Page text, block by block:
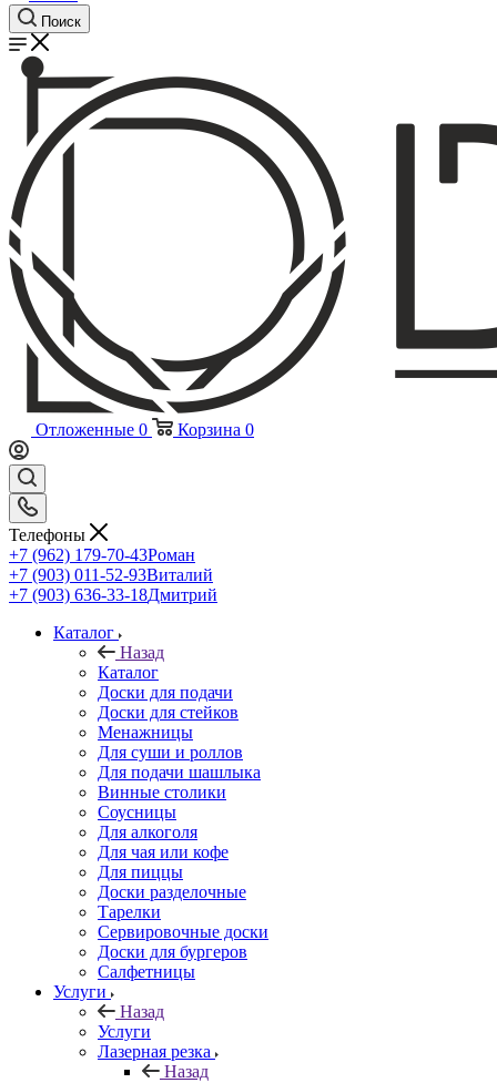
Поиск
Отложенные 0 Корзина 0
Телефоны
+7 (962) 179-70-43Роман
+7 (903) 011-52-93Виталий
+7 (903) 636-33-18Дмитрий
Каталог
Назад
Каталог
Доски для подачи
Доски для стейков
Менажницы
Для суши и роллов
Для подачи шашлыка
Винные столики
Соусницы
Для алкоголя
Для чая или кофе
Для пиццы
Доски разделочные
Тарелки
Сервировочные доски
Доски для бургеров
Салфетницы
Услуги
Назад
Услуги
Лазерная резка
Назад